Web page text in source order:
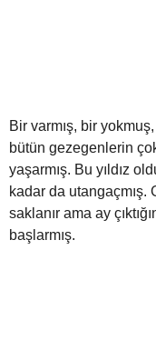
Bir varmış, bir
bütün gezegenlerin
yaşarmış. Bu yıldız
kadar da utangaçmış.
saklanır ama ay
başlarmış.